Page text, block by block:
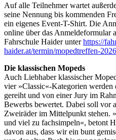
Auf alle Teilnehmer wartet
seine Nennung bis kommenden
ein eigenes Event-T-Shirt. Die
online über das Anmeldeformular
Fahrschule Haider unterhttps://
haider.at/termin/mopedtreffen-
Die klassischen Mopeds
Auch Liebhaber klassischer
vier »Classic«-Kategorien werden
gereiht und von einer Jury im
Bewerbs bewertet. Dabei soll vor
Zweiräder im Mittelpunkt stehen.
und viel zu fachsimpeln«, betont
davon aus, dass wir ein bunt